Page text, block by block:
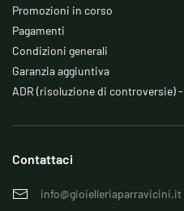
Promozioni in corso
Pagamenti
Condizioni generali
Garanzia aggiuntiva
ADR (risoluzione di controversie)
Contattaci
info@gioielleriaparravicini.it